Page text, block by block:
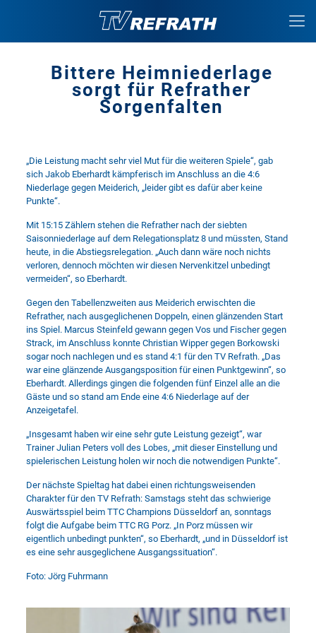
Bittere Heimniederlage
sorgt für Refrather
Sorgenfalten
„Die Leistung macht sehr viel Mut für die weiteren Spiele“, gab
sich Jakob Eberhardt kämpferisch im Anschluss an die 4:6
Niederlage gegen Meiderich, „leider gibt es dafür aber keine
Punkte“.
Mit 15:15 Zählern stehen die Refrather nach der siebten
Saisonniederlage auf dem Relegationsplatz 8 und müssten, Stand
heute, in die Abstiegsrelegation. „Auch dann wäre noch nichts
verloren, dennoch möchten wir diesen Nervenkitzel unbedingt
vermeiden“, so Eberhardt.
Gegen den Tabellenzweiten aus Meiderich erwischten die
Refrather, nach ausgeglichenen Doppeln, einen glänzenden Start
ins Spiel. Marcus Steinfeld gewann gegen Vos und Fischer gegen
Strack, im Anschluss konnte Christian Wipper gegen Borkowski
sogar noch nachlegen und es stand 4:1 für den TV Refrath. „Das
war eine glänzende Ausgangsposition für einen Punktgewinn“, so
Eberhardt. Allerdings gingen die folgenden fünf Einzel alle an die
Gäste und so stand am Ende eine 4:6 Niederlage auf der
Anzeigetafel.
„Insgesamt haben wir eine sehr gute Leistung gezeigt“, war
Trainer Julian Peters voll des Lobes, „mit dieser Einstellung und
spielerischen Leistung holen wir noch die notwendigen Punkte“.
Der nächste Spieltag hat dabei einen richtungsweisenden
Charakter für den TV Refrath: Samstags steht das schwierige
Auswärtsspiel beim TTC Champions Düsseldorf an, sonntags
folgt die Aufgabe beim TTC RG Porz. „In Porz müssen wir
eigentlich unbedingt punkten“, so Eberhardt, „und in Düsseldorf ist
es eine sehr ausgeglichene Ausgangssituation“.
Foto: Jörg Fuhrmann